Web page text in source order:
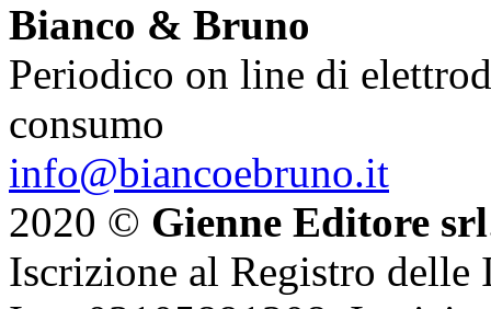
Bianco & Bruno
Periodico on line di
consumo
info@biancoebruno.it
2020 © Gienne Editore srl
Iscrizione al Registro delle